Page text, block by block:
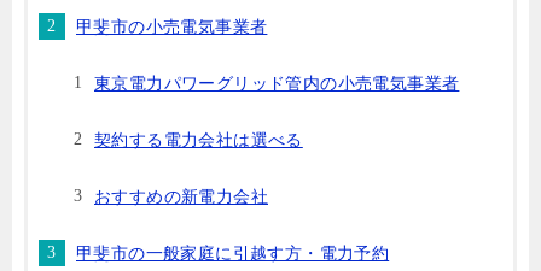
甲斐市の小売電気事業者
東京電力パワーグリッド管内の小売電気事業者
契約する電力会社は選べる
おすすめの新電力会社
甲斐市の一般家庭に引越す方・電力予約